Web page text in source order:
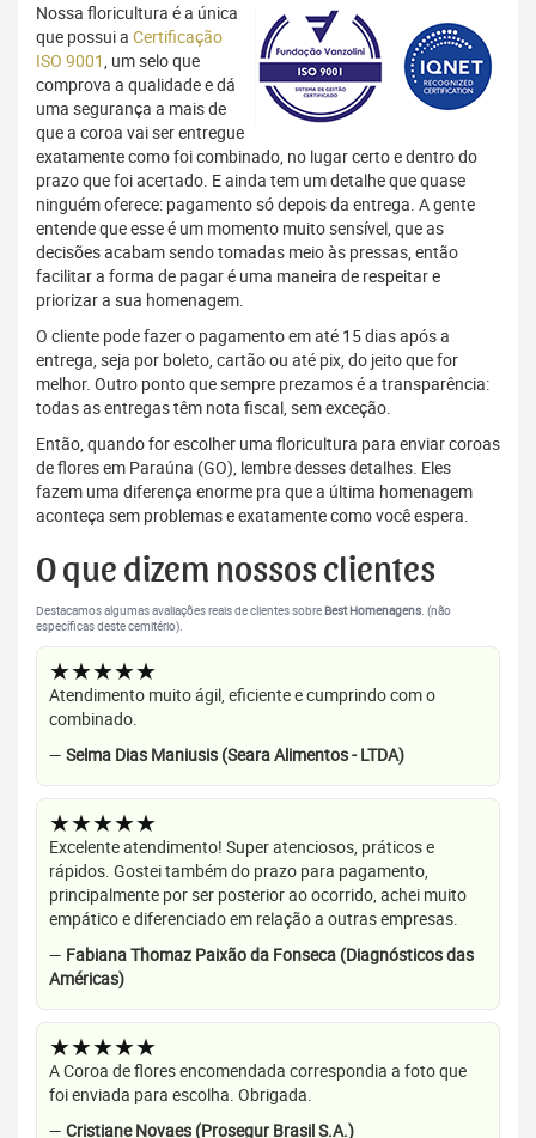
Nossa floricultura é a única
que possui a Certificação
ISO 9001, um selo que
comprova a qualidade e dá
uma segurança a mais de
que a coroa vai ser entregue
exatamente como foi combinado, no lugar certo e dentro do
prazo que foi acertado. E ainda tem um detalhe que quase
ninguém oferece: pagamento só depois da entrega. A gente
entende que esse é um momento muito sensível, que as
decisões acabam sendo tomadas meio às pressas, então
facilitar a forma de pagar é uma maneira de respeitar e
priorizar a sua homenagem.
O cliente pode fazer o pagamento em até 15 dias após a
entrega, seja por boleto, cartão ou até pix, do jeito que for
melhor. Outro ponto que sempre prezamos é a transparência:
todas as entregas têm nota fiscal, sem exceção.
Então, quando for escolher uma floricultura para enviar coroas
de flores em Paraúna (GO), lembre desses detalhes. Eles
fazem uma diferença enorme pra que a última homenagem
aconteça sem problemas e exatamente como você espera.
O que dizem nossos clientes
Destacamos algumas avaliações reais de clientes sobre Best Homenagens. (não
específicas deste cemitério).
★★★★★
Atendimento muito ágil, eficiente e cumprindo com o
combinado.
— Selma Dias Maniusis (Seara Alimentos - LTDA)
★★★★★
Excelente atendimento! Super atenciosos, práticos e
rápidos. Gostei também do prazo para pagamento,
principalmente por ser posterior ao ocorrido, achei muito
empático e diferenciado em relação a outras empresas.
— Fabiana Thomaz Paixão da Fonseca (Diagnósticos das
Américas)
★★★★★
A Coroa de flores encomendada correspondia a foto que
foi enviada para escolha. Obrigada.
— Cristiane Novaes (Prosegur Brasil S.A.)